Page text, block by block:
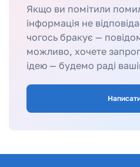
Якщо ви помітили
інформація не
чогось бракує —
можливо, хочете
ідею — будемо раді